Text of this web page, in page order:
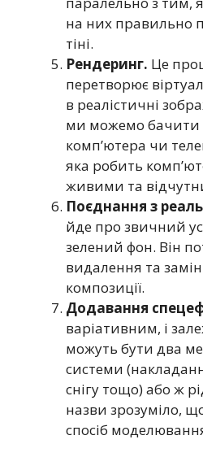
на них правильно
тіні.
Рендеринг. Це
перетворює
в реалістичні
ми можемо бачити
комп’ютера чи
яка робить
живими та
Поєднання з
йде про звичний
зелений фон. Він
видалення та
композиції.
Додавання
варіативним, і
можуть бути два
системи
снігу тощо) або ж
назви зрозуміло,
спосіб